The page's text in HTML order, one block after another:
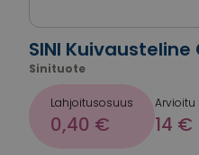
SINI
Sinituote
Lahjoitusosuus
0,40 €
Arvioitu
14 €